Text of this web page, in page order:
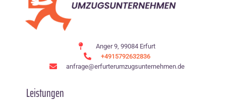
Anger 9, 99084 Erfurt
+4915792632836
anfrage@erfurterumzugsunternehmen.de
Leistungen